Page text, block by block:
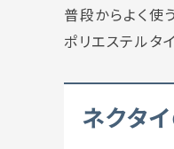
普段からよく使
ポリエステルタ
ネクタ